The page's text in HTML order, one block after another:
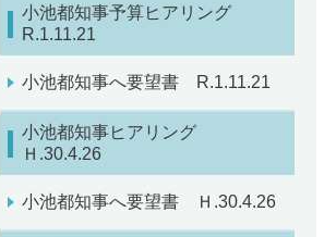
小池都知事予算ヒアリング
R.1.11.21
小池都知事へ要望書 R.1.11.21
小池都知事ヒアリング
Ｈ.30.4.26
小池都知事へ要望書 Ｈ.30.4.26